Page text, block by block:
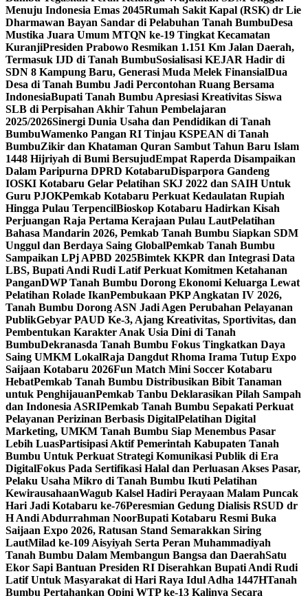
Menuju Indonesia Emas 2045Rumah Sakit Kapal (RSK) dr Lie
Dharmawan Bayan Sandar di Pelabuhan Tanah BumbuDesa
Mustika Juara Umum MTQN ke-19 Tingkat Kecamatan
KuranjiPresiden Prabowo Resmikan 1.151 Km Jalan Daerah,
Termasuk IJD di Tanah BumbuSosialisasi KEJAR Hadir di
SDN 8 Kampung Baru, Generasi Muda Melek FinansialDua
Desa di Tanah Bumbu Jadi Percontohan Ruang Bersama
IndonesiaBupati Tanah Bumbu Apresiasi Kreativitas Siswa
SLB di Perpisahan Akhir Tahun Pembelajaran
2025/2026Sinergi Dunia Usaha dan Pendidikan di Tanah
BumbuWamenko Pangan RI Tinjau KSPEAN di Tanah
BumbuZikir dan Khataman Quran Sambut Tahun Baru Islam
1448 Hijriyah di Bumi BersujudEmpat Raperda Disampaikan
Dalam Paripurna DPRD KotabaruDisparpora Gandeng
IOSKI Kotabaru Gelar Pelatihan SKJ 2022 dan SAIH Untuk
Guru PJOKPemkab Kotabaru Perkuat Kedaulatan Rupiah
Hingga Pulau TerpencilBioskop Kotabaru Hadirkan Kisah
Perjuangan Raja Pertama Kerajaan Pulau LautPelatihan
Bahasa Mandarin 2026, Pemkab Tanah Bumbu Siapkan SDM
Unggul dan Berdaya Saing GlobalPemkab Tanah Bumbu
Sampaikan LPj APBD 2025Bimtek KKPR dan Integrasi Data
LBS, Bupati Andi Rudi Latif Perkuat Komitmen Ketahanan
PanganDWP Tanah Bumbu Dorong Ekonomi Keluarga Lewat
Pelatihan Rolade IkanPembukaan PKP Angkatan IV 2026,
Tanah Bumbu Dorong ASN Jadi Agen Perubahan Pelayanan
PublikGebyar PAUD Ke-3, Ajang Kreativitas, Sportivitas, dan
Pembentukan Karakter Anak Usia Dini di Tanah
BumbuDekranasda Tanah Bumbu Fokus Tingkatkan Daya
Saing UMKM LokalRaja Dangdut Rhoma Irama Tutup Expo
Saijaan Kotabaru 2026Fun Match Mini Soccer Kotabaru
HebatPemkab Tanah Bumbu Distribusikan Bibit Tanaman
untuk PenghijauanPemkab Tanbu Deklarasikan Pilah Sampah
dan Indonesia ASRIPemkab Tanah Bumbu Sepakati Perkuat
Pelayanan Perizinan Berbasis DigitalPelatihan Digital
Marketing, UMKM Tanah Bumbu Siap Menembus Pasar
Lebih LuasPartisipasi Aktif Pemerintah Kabupaten Tanah
Bumbu Untuk Perkuat Strategi Komunikasi Publik di Era
DigitalFokus Pada Sertifikasi Halal dan Perluasan Akses Pasar,
Pelaku Usaha Mikro di Tanah Bumbu Ikuti Pelatihan
KewirausahaanWagub Kalsel Hadiri Perayaan Malam Puncak
Hari Jadi Kotabaru ke-76Peresmian Gedung Dialisis RSUD dr
H Andi Abdurrahman NoorBupati Kotabaru Resmi Buka
Saijaan Expo 2026, Ratusan Stand Semarakkan Siring
LautMilad ke-109 Aisyiyah Serta Peran Muhammadiyah
Tanah Bumbu Dalam Membangun Bangsa dan DaerahSatu
Ekor Sapi Bantuan Presiden RI Diserahkan Bupati Andi Rudi
Latif Untuk Masyarakat di Hari Raya Idul Adha 1447HTanah
Bumbu Pertahankan Opini WTP ke-13 Kalinya Secara